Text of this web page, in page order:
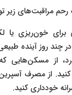
رحم مراقبت‌های زیر
برای خون‌ریزی یا
در چند روز آینده
از مسکن‌هایی
از مصرف آسپرین
خودداری کنید.